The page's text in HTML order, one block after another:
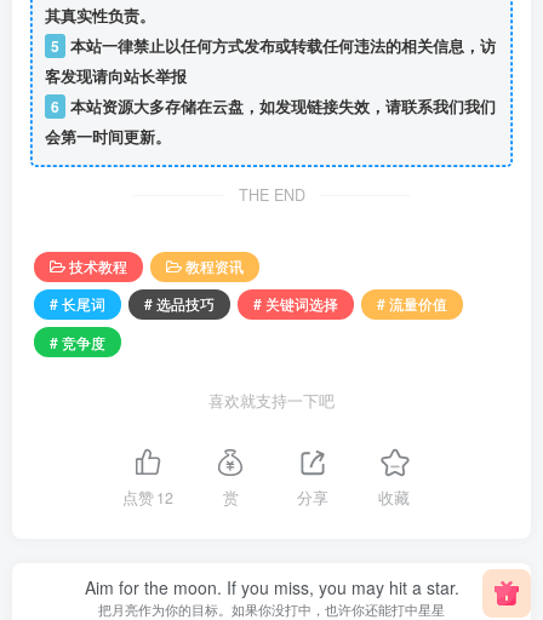
其真实性负责。
5 本站一律禁止以任何方式发布或转载任何违法的相关信息，访
客发现请向站长举报
6 本站资源大多存储在云盘，如发现链接失效，请联系我们我们
会第一时间更新。
THE END
技术教程
教程资讯
# 长尾词
# 选品技巧 # 关键词选择
# 流量价值
# 竞争度
喜欢就支持一下吧
点赞12 赏 分享 收藏
Aim for the moon. If you miss, you may hit a star.
把月亮作为你的目标。如果你没打中，也许你还能打中星星